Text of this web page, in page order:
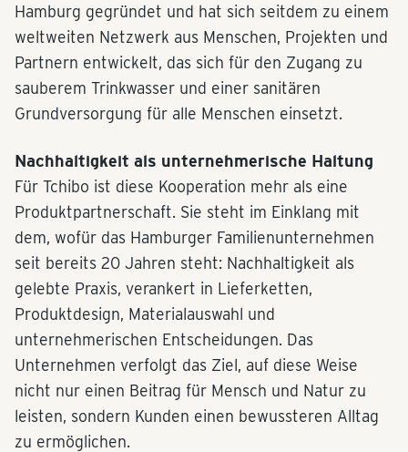
Hamburg gegründet und hat sich seitdem zu einem
weltweiten Netzwerk aus Menschen, Projekten und
Partnern entwickelt, das sich für den Zugang zu
sauberem Trinkwasser und einer sanitären
Grundversorgung für alle Menschen einsetzt.
Nachhaltigkeit als unternehmerische Haltung
Für Tchibo ist diese Kooperation mehr als eine
Produktpartnerschaft. Sie steht im Einklang mit
dem, wofür das Hamburger Familienunternehmen
seit bereits 20 Jahren steht: Nachhaltigkeit als
gelebte Praxis, verankert in Lieferketten,
Produktdesign, Materialauswahl und
unternehmerischen Entscheidungen. Das
Unternehmen verfolgt das Ziel, auf diese Weise
nicht nur einen Beitrag für Mensch und Natur zu
leisten, sondern Kunden einen bewussteren Alltag
zu ermöglichen.